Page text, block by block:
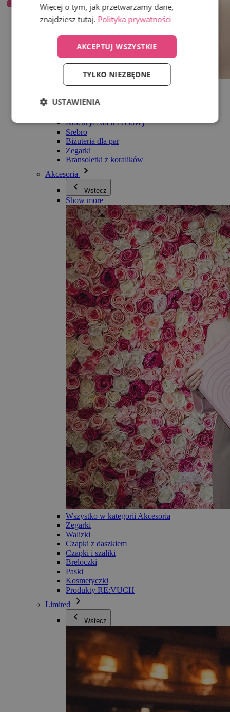
Wszystko w kategorii Biżuteria
Bransoletki
Kolekcja Adéli Pečlovej
Srebro
Biżuteria dla par
Zegarki
Bransoletki z koralików
Akcesoria
Wstecz
Show more
Wszystko w kategorii Akcesoria
Zegarki
Walizki
Czapki z daszkiem
Czapki i szaliki
Breloczki
Paski
Kosmetyczki
Produkty RE:VUCH
Limited
Wstecz
Więcej o tym, jak przetwarzamy dane,
znajdziesz tutaj. Polityka prywatności
AKCEPTUJ WSZYSTKIE
TYLKO NIEZBĘDNE
USTAWIENIA